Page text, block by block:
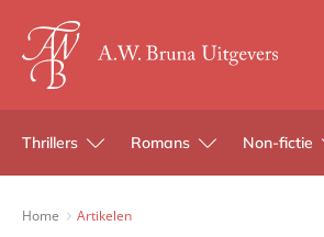
Thrillers Romans Non-fictie
Home Artikelen